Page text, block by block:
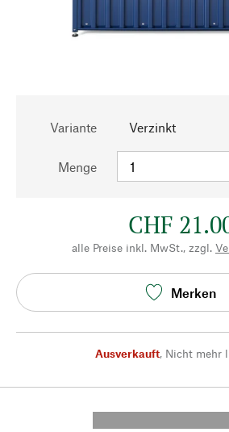
Variante Verzinkt
Menge
CHF
alle Preise inkl. MwSt., zzgl.
Merken
Ausverkauft, Nicht mehr